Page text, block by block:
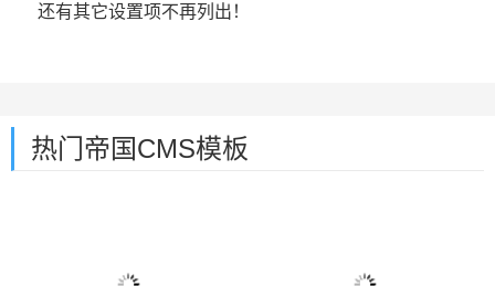
还有其它设置项不再列出！
热门帝国CMS模板